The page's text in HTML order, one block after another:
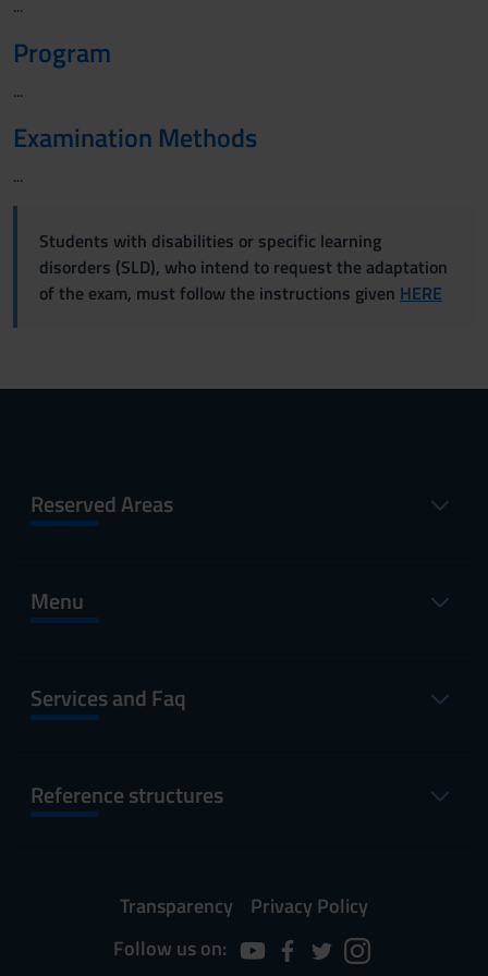
...
Program
...
Examination Methods
...
Students with disabilities or specific learning
disorders (SLD), who intend to request the adaptation
of the exam, must follow the instructions given HERE
Reserved Areas
Menu
Services and Faq
Reference structures
Transparency
Privacy Policy
Follow us on: